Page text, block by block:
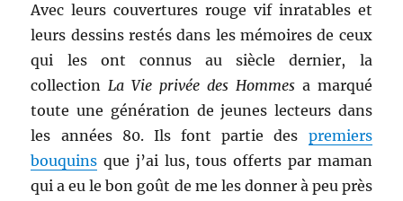
Avec leurs couvertures rouge vif inratables et
leurs dessins restés dans les mémoires de ceux
qui les ont connus au siècle dernier, la
collectionLa Vie privée des Hommesa marqué
toute une génération de jeunes lecteurs dans
les années 80. Ils font partie des premiers
bouquins que j’ai lus, tous offerts par maman
qui a eu le bon goût de me les donner à peu près